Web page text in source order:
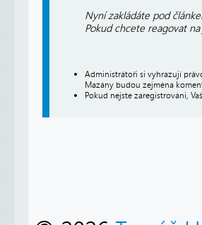
Nyní zakládáte pod
Pokud chcete reagovat
Administrátoři si vyhrazují
Mazány budou zejména
Pokud nejste zaregistrováni,